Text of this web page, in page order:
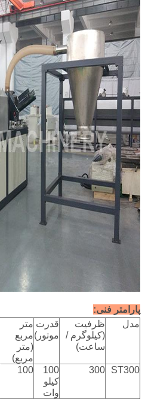
پارامتر فنی:
مدل
ظرفیت
(کیلوگرم /
ساعت)
قدرت
موتور)
متر
مربع
(متر
مربع)
ST300
300
100
کیلو
وات
100